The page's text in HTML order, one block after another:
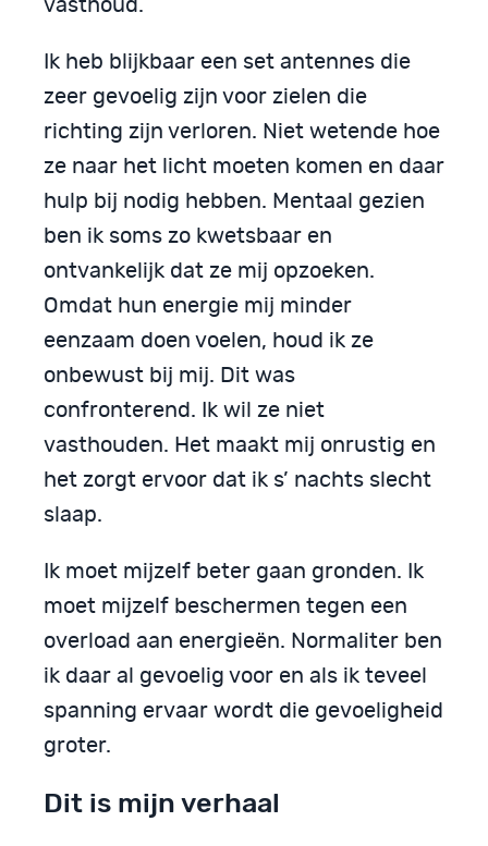
vasthoud.
Ik heb blijkbaar een set antennes die
zeer gevoelig zijn voor zielen die
richting zijn verloren. Niet wetende hoe
ze naar het licht moeten komen en daar
hulp bij nodig hebben. Mentaal gezien
ben ik soms zo kwetsbaar en
ontvankelijk dat ze mij opzoeken.
Omdat hun energie mij minder
eenzaam doen voelen, houd ik ze
onbewust bij mij. Dit was
confronterend. Ik wil ze niet
vasthouden. Het maakt mij onrustig en
het zorgt ervoor dat ik s’ nachts slecht
slaap.
Ik moet mijzelf beter gaan gronden. Ik
moet mijzelf beschermen tegen een
overload aan energieën. Normaliter ben
ik daar al gevoelig voor en als ik teveel
spanning ervaar wordt die gevoeligheid
groter.
Dit is mijn verhaal